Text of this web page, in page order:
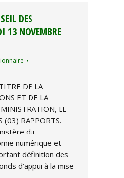
DES
13 NOVEMBRE
DE LA
ET DE LA
LE
(03) RAPPORTS.
du
numérique et
définition des
d’appui à la mise